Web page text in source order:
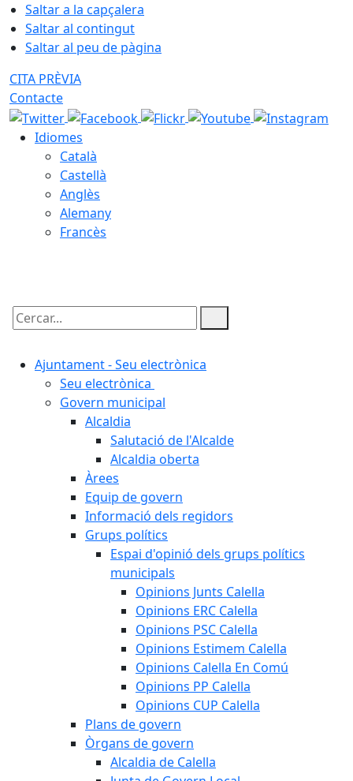
Saltar a la capçalera
Saltar al contingut
Saltar al peu de pàgina
CITA PRÈVIA
Contacte
Idiomes
Català
Castellà
Anglès
Alemany
Francès
Cercar:
Ajuntament - Seu electrònica
Seu electrònica
Govern municipal
Alcaldia
Salutació de l'Alcalde
Alcaldia oberta
Àrees
Equip de govern
Informació dels regidors
Grups polítics
Espai d'opinió dels grups polítics
municipals
Opinions Junts Calella
Opinions ERC Calella
Opinions PSC Calella
Opinions Estimem Calella
Opinions Calella En Comú
Opinions PP Calella
Opinions CUP Calella
Plans de govern
Òrgans de govern
Alcaldia de Calella